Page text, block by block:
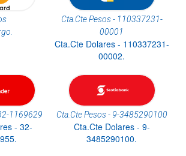
Cta.Cte Pesos - 110337231-
00001
Cta.Cte Dolares - 110337231-
00002.
1169629
- 32-
Cta.Cte Pesos - 9-3485290100
Cta.Cte Dolares - 9-
3485290100.